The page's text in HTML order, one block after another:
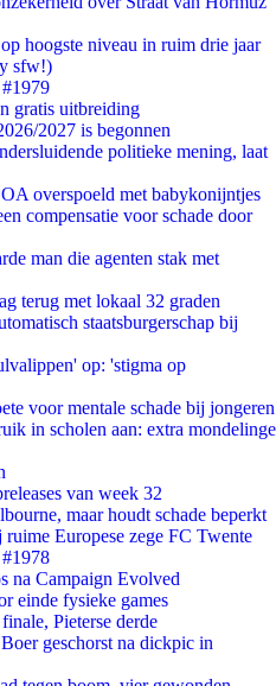
hoogste niveau in ruim drie jaar
sfw!)
gratis uitbreiding
2027 is begonnen
politieke mening, laat
overspoeld met babykonijntjes
compensatie voor schade door
man die agenten stak met
terug met lokaal 32 graden
staatsburgerschap bij
op: 'stigma op
voor mentale schade bij jongeren
in scholen aan: extra mondelinge
van week 32
maar houdt schade beperkt
Europese zege FC Twente
na Campaign Evolved
einde fysieke games
Pieterse derde
geschorst na dickpic in